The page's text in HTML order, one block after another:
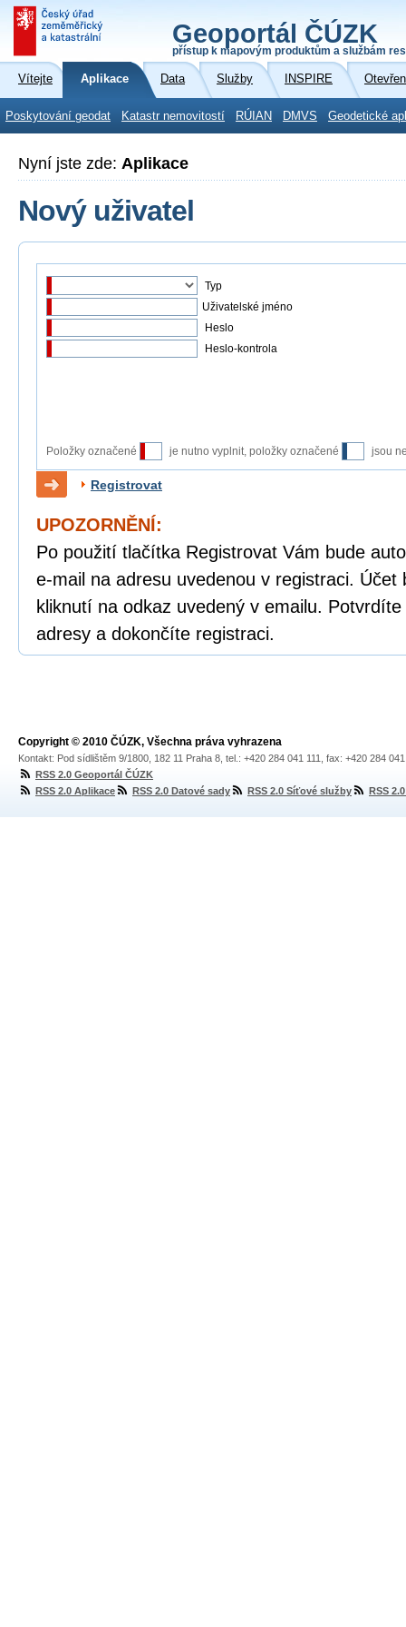
Geoportál ČÚZK
přístup k mapovým produktům a službám
Vítejte Aplikace Data Služby INSPIRE
Poskytování geodat Katastr nemovitostí RÚIAN DMVS Geodetické
Nyní jste zde: Aplikace
Nový uživatel
Typ
Uživatelské jméno
Heslo
Heslo-kontrola
Položky označené je nutno vyplnit, položky označené jsou
Registrovat
UPOZORNĚNÍ:
Po použití tlačítka Registrovat Vám bude
e-mail na adresu uvedenou v registraci. Účet
kliknutí na odkaz uvedený v emailu.
adresy a dokončíte registraci.
Copyright © 2010 ČÚZK, Všechna práva vyhrazena
Kontakt: Pod sídlištěm 9/1800, 182 11 Praha 8, tel.: +420 284 041 111, fax: +420 284
RSS 2.0 Geoportál ČÚZK
RSS 2.0 Aplikace
RSS 2.0 Datové sady RSS 2.0 Síťové služby RSS